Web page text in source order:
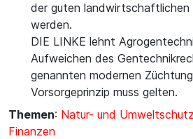
der guten
werden.
DIE LINKE lehnt
Aufweichen des
genannten modernen
Vorsorgeprinzip muss gelten.
Themen: Natur- und Umweltschutz
Finanzen